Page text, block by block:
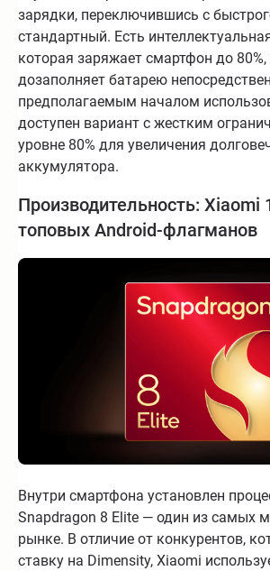
зарядки, переключившись с
стандартный. Есть
которая заряжает смартфон до 80%,
дозаполняет батарею
предполагаемым началом
доступен вариант с жестким
уровне 80% для увеличения
аккумулятора.
Производительность: Xiaomi
топовых Android-флагманов
Внутри смартфона установлен
Snapdragon 8 Elite — один из самых
рынке. В отличие от конкурентов,
ставку на Dimensity, Xiaomi